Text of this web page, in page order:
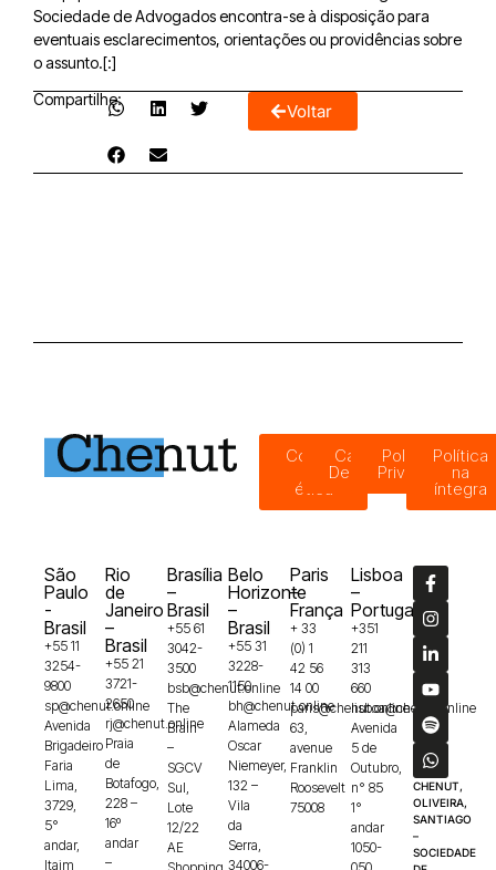
Sociedade de Advogados encontra-se à disposição para
eventuais esclarecimentos, orientações ou providências sobre
o assunto.[:]
Compartilhe:
Voltar
Código
ética
Canal de
Denúncias
Política de
Privacidade
Política
na
íntegra
São
Paulo
-
Brasil
+55 11
3254-
9800
sp@chenut.online
Avenida
Brigadeiro
Faria
Lima,
3729,
5°
andar,
Itaim
Rio
de
Janeiro
–
Brasil
+55 21
3721-
2650
rj@chenut.online
Praia
de
Botafogo,
228 –
16º
andar
–
Brasília
–
Brasil
+55 61
3042-
3500
bsb@chenut.online
The
Brain
–
SGCV
Sul,
Lote
12/22
AE
Belo
Horizonte
–
Brasil
+55 31
3228-
1150
bh@chenut.online
Alameda
Oscar
Niemeyer,
132 –
Vila
da
Serra,
34006-
Paris
–
França
+ 33
(0) 1
42 56
14 00
paris@chenut.online
63,
avenue
Franklin
Roosevelt
75008
Lisboa
–
Portugal
+351
211
313
660
lisboa@chenut.online
Avenida
5 de
Outubro,
n° 85
1°
andar
1050-
CHENUT,
OLIVEIRA,
SANTIAGO
–
SOCIEDADE